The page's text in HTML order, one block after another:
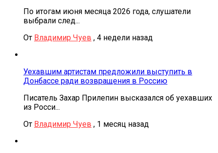
По итогам июня месяца 2026 года, слушатели
выбрали след...
От Владимир Чуев , 4 недели назад
Уехавшим артистам предложили выступить в
Донбассе ради возвращения в Россию
Писатель Захар Прилепин высказался об уехавших
из Росси...
От Владимир Чуев , 1 месяц назад